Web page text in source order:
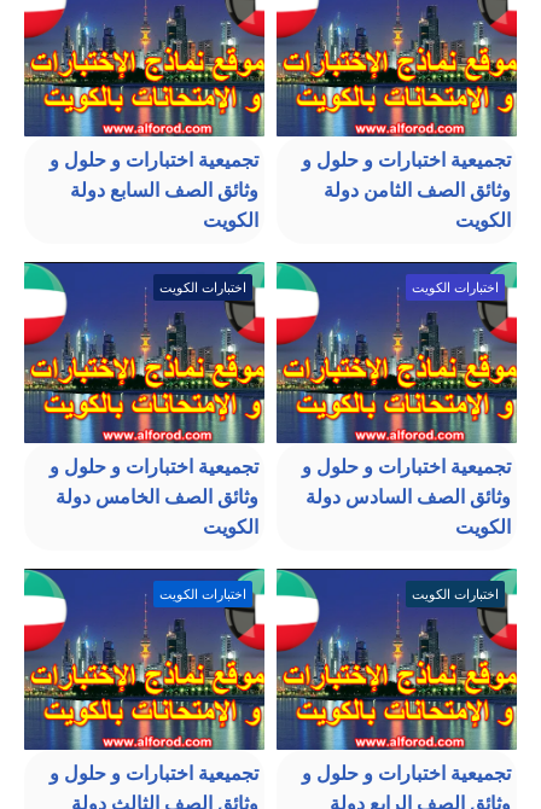
تجميعية اختبارات و حلول و
وثائق الصف الثامن دولة
الكويت
تجميعية اختبارات و حلول و
وثائق الصف السابع دولة
الكويت
اختبارات الكويت
تجميعية اختبارات و حلول و
وثائق الصف السادس دولة
الكويت
اختبارات الكويت
تجميعية اختبارات و حلول و
وثائق الصف الخامس دولة
الكويت
اختبارات الكويت
تجميعية اختبارات و حلول و
وثائق الصف الرابع دولة
اختبارات الكويت
تجميعية اختبارات و حلول و
وثائق الصف الثالث دولة